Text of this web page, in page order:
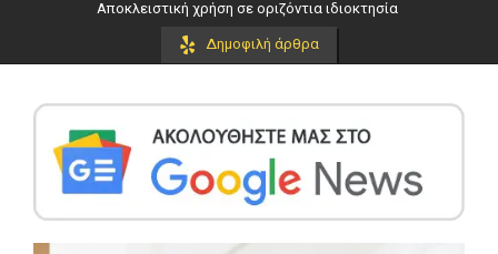
Αποκλειστική χρήση σε οριζόντια ιδιοκτησία
Δημοφιλή άρθρα